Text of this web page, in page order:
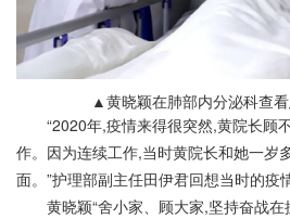
▲黄晓颖在肺部内分泌科查看
“2020年,疫情来得很突然,黄院长顾
作。因为连续工作,当时黄院长和她一岁
面。”护理部副主任田伊君回想当时的疫
黄晓颖“舍小家、顾大家,坚持奋战